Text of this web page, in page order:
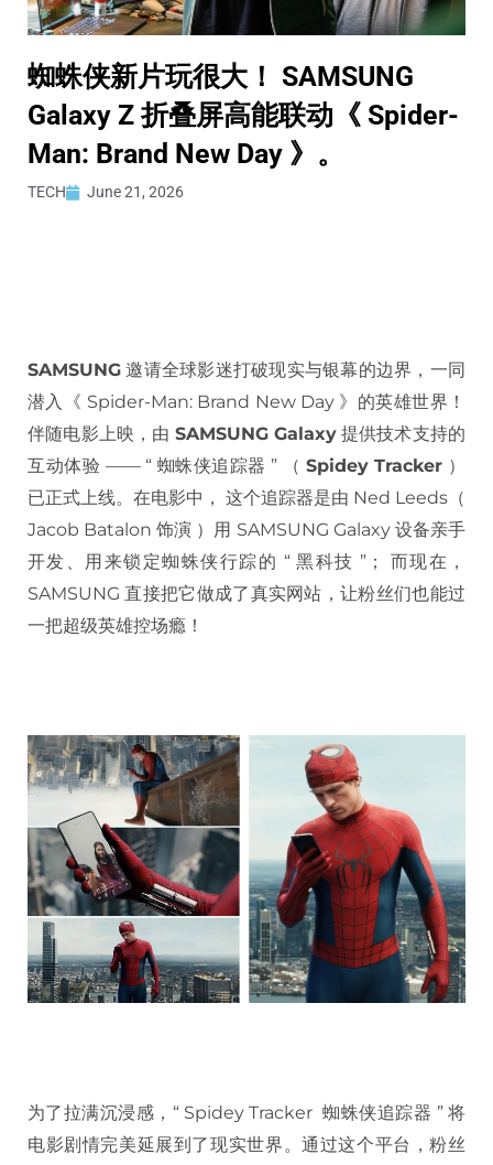
蜘蛛侠新片玩很大！ SAMSUNG
Galaxy Z 折叠屏高能联动《 Spider-
Man: Brand New Day 》。
TECH June 21, 2026
SAMSUNG 邀请全球影迷打破现实与银幕的边界，一同
潜入《 Spider-Man: Brand New Day 》的英雄世界！
伴随电影上映，由 SAMSUNG Galaxy提供技术支持的
互动体验 —— “ 蜘蛛侠追踪器 ” （ Spidey Tracker ）
已正式上线。在电影中， 这个追踪器是由 Ned Leeds（
Jacob Batalon 饰演 ）用 SAMSUNG Galaxy 设备亲手
开发、用来锁定蜘蛛侠行踪的 “ 黑科技 ”； 而现在，
SAMSUNG 直接把它做成了真实网站，让粉丝们也能过
一把超级英雄控场瘾！
为了拉满沉浸感，“ Spidey Tracker 蜘蛛侠追踪器 ” 将
电影剧情完美延展到了现实世界。通过这个平台，粉丝